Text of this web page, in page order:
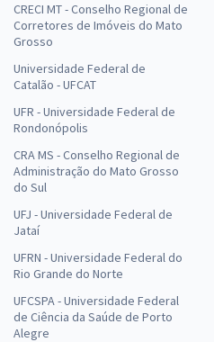
CRECI MT - Conselho Regional de
Corretores de Imóveis do Mato
Grosso
Universidade Federal de
Catalão - UFCAT
UFR - Universidade Federal de
Rondonópolis
CRA MS - Conselho Regional de
Administração do Mato Grosso
do Sul
UFJ - Universidade Federal de
Jataí
UFRN - Universidade Federal do
Rio Grande do Norte
UFCSPA - Universidade Federal
de Ciência da Saúde de Porto
Alegre